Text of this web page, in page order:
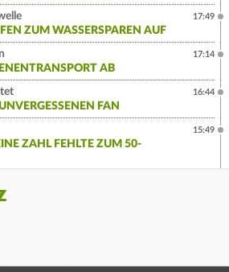
ZUM WASSERSPAREN AUF
17:49
AB
17:14
FAN
16:44
ZAHL FEHLTE ZUM 50-
15:49